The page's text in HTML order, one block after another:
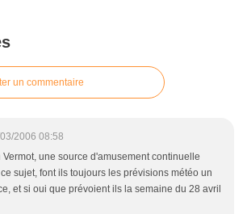
un commentaire
2006 08:58
Vermot, une source d'amusement continuelle
sujet, font ils toujours les prévisions météo un
et si oui que prévoient ils la semaine du 28 avril